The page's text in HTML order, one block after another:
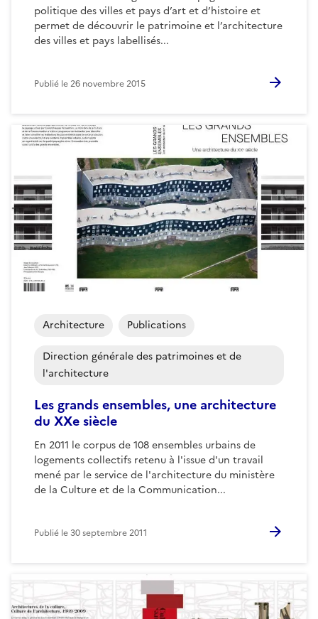
politique des villes et pays d’art et d’histoire et
permet de découvrir le patrimoine et l’architecture
des villes et pays labellisés...
Publié le26 novembre 2015
Les grands ensembles, une architecture
du XXe siècle
En 2011 le corpus de 108 ensembles urbains de
logements collectifs retenu à l'issue d'un travail
mené par le service de l'architecture du ministère
de la Culture et de la Communication...
Architecture Publications
Direction générale des patrimoines et de
l'architecture
Publié le30 septembre 2011